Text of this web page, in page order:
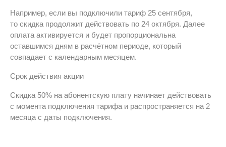
Акции
Домашний
интернет
Домашнее
ТВ
Домашний
телефон
МТС
Premium
Подписка
на гигабайты
фильмы,
и многое
другое
Например, если вы подключили тариф 25 сентября,
то скидка продолжит действовать по 24 октября. Далее
оплата активируется и будет пропорциональна
оставшимся дням в расчётном периоде, который
совпадает с календарным месяцем.
Срок действия акции
Скидка 50% на абонентскую плату начинает действовать
с момента подключения тарифа и распространяется на 2
месяца с даты подключения.